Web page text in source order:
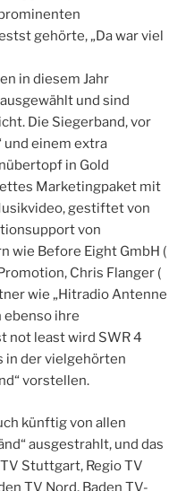
gehörte, „Da war viel
in diesem Jahr
und sind
Die Siegerband, vor
und einem extra
in Gold
Marketingpaket mit
gestiftet von
von
wie Before Eight GmbH (
Chris Flanger (
wie „Hitradio Antenne
ebenso ihre
not least wird SWR 4
in der vielgehörten
vorstellen.
künftig von allen
ausgestrahlt, und das
Stuttgart, Regio TV
TV Nord, Baden TV-